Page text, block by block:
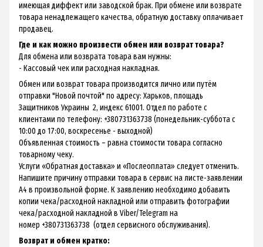
имеющая диффект или заводской брак. При обмене или возврате
товара ненадлежащего качества, обратную доставку оплачивает
продавец.
Где и как можно произвести обмен или возврат товара?
Для обмена или возврата товара вам нужны:
- Кассовый чек или расходная накладная.
Обмен или возврат товара производится лично или путём
отправки "Новой почтой" по адресу: Харьков, площадь
Защитников Украины 2, индекс 61001. Отдел по работе с
клиентами по телефону: +380731363738 (понедельник-суббота с
10:00 до 17:00, воскресенье - выходной)
Объявленная стоимость – равна стоимости товара согласно
товарному чеку.
Услуги «Обратная доставка» и «Послеоплата» следует отменить.
Напишите причину отправки товара в сервис на листе-заявлении
А4 в произвольной форме. К заявлению необходимо добавить
копии чека/расходной накладной или отправить фотографии
чека/расходной накладной в Viber/Telegram на
номер +380731363738 (отдел сервисного обслуживания).
Возврат и обмен кратко: